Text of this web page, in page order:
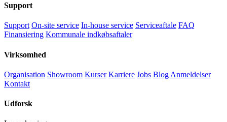
Support
Support On-site service In-house service Serviceaftale FAQ
Finansiering Kommunale indkøbsaftaler
Virksomhed
Organisation Showroom Kurser Karriere Jobs Blog Anmeldelser
Kontakt
Udforsk